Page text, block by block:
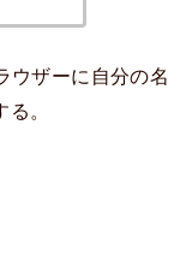
ウザーに自分の名
。